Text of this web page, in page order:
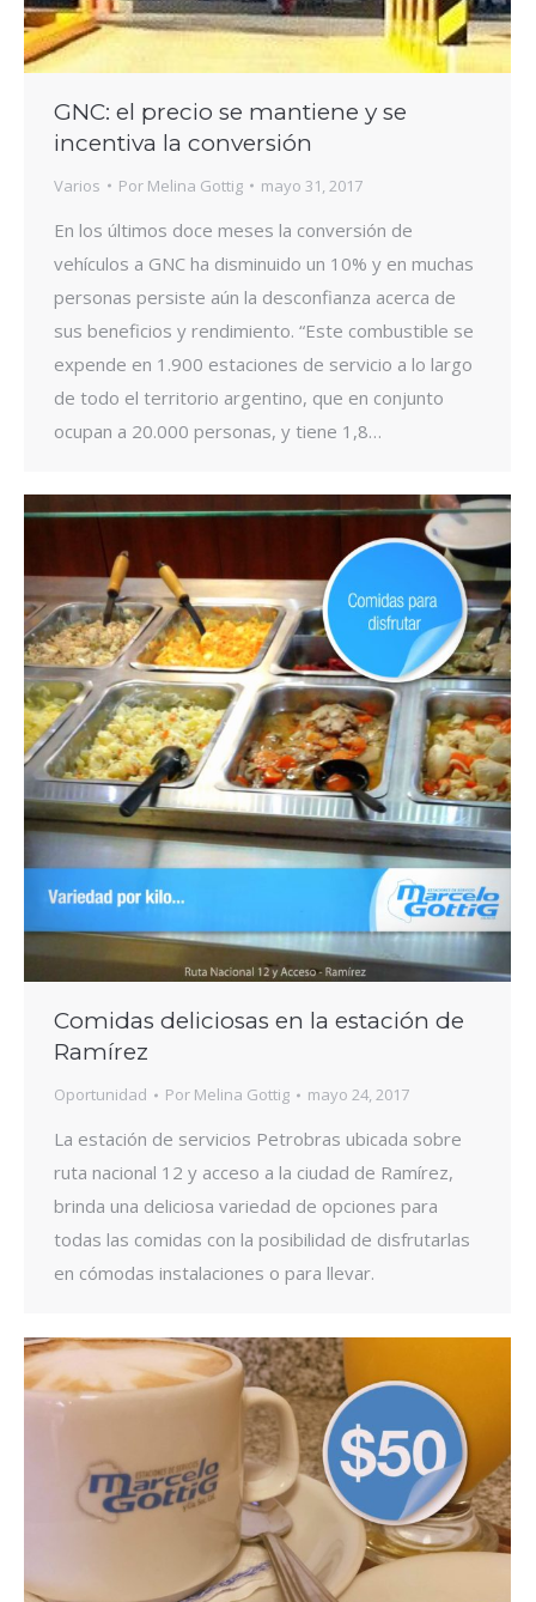
GNC: el precio se mantiene y se
incentiva la conversión
Varios Por Melina Gottig mayo 31, 2017
En los últimos doce meses la conversión de
vehículos a GNC ha disminuido un 10% y en muchas
personas persiste aún la desconfianza acerca de
sus beneficios y rendimiento. “Este combustible se
expende en 1.900 estaciones de servicio a lo largo
de todo el territorio argentino, que en conjunto
ocupan a 20.000 personas, y tiene 1,8…
Comidas deliciosas en la estación de
Ramírez
Oportunidad Por Melina Gottig mayo 24, 2017
La estación de servicios Petrobras ubicada sobre
ruta nacional 12 y acceso a la ciudad de Ramírez,
brinda una deliciosa variedad de opciones para
todas las comidas con la posibilidad de disfrutarlas
en cómodas instalaciones o para llevar.